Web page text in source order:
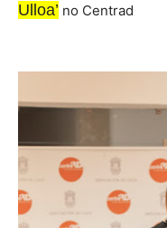
Ulloa’ no Centrad